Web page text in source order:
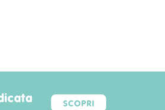
SCOPRI